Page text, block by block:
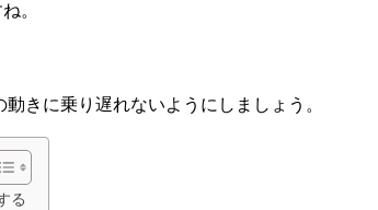
。
きに乗り遅れないようにしましょう。
る